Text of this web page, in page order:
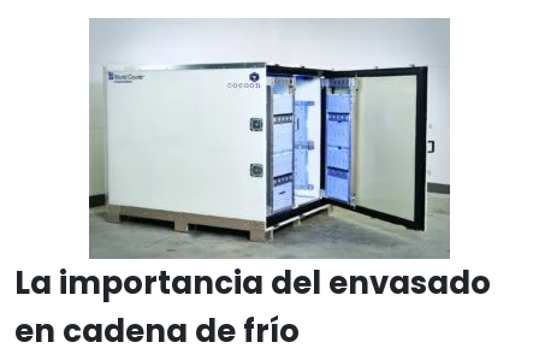
La importancia del envasado
en cadena de frío